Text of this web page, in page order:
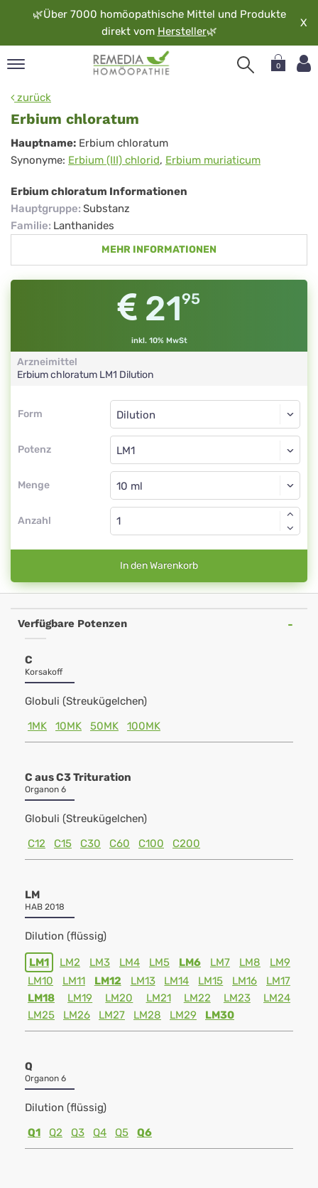
🌿Über 7000 homöopathische Mittel und Produkte
direkt vom Hersteller🌿
X
0
zurück
Erbium chloratum
Erbium
chloratum
Hauptname: Erbium chloratum
Synonyme: Erbium (III) chlorid, Erbium muriaticum
Erbium chloratum Informationen
Hauptgruppe: Substanz
Familie: Lanthanides
MEHR INFORMATIONEN
2195
inkl. 10% MwSt
Arzneimittel
Erbium chloratum LM1 Dilution
Form
Form
Potenz
Dilution
LM1
Menge
Dilution
Anzahl
In den Warenkorb
Verfügbare Potenzen
C
Korsakoff
Globuli (Streukügelchen)
1MK
10MK 50MK 100MK
C aus C3 Trituration
Organon 6
Globuli (Streukügelchen)
C12
C15 C30 C60 C100 C200
LM
HAB 2018
Dilution (flüssig)
LM1 LM2 LM3 LM4 LM5 LM6 LM7 LM8
LM9
LM10
LM11 LM12 LM13 LM14 LM15 LM16
LM17
LM18
LM19 LM20 LM21 LM22 LM23
LM24
LM25
LM26 LM27 LM28 LM29 LM30
Q
Organon 6
Dilution (flüssig)
Q1
Q2 Q3 Q4 Q5 Q6